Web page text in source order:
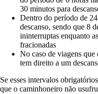
30 minutos para
Dentro do período de 24
descanso, sendo que 8
ininterruptas enquanto
fracionadas
No caso de viagens
tem direito a um
Se esses intervalos
que o caminhoneiro não